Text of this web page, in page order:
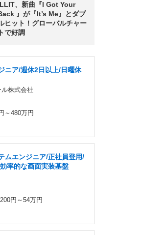
、新曲『I Got Your
』が『It’s Me』とダブ
ヒット！グローバルチャー
トで好調
ニア/週休2日以上/日曜休
株式会社
～480万円
ムエンジニア/正社員登用/
率的な画面実装基盤
円～54万円